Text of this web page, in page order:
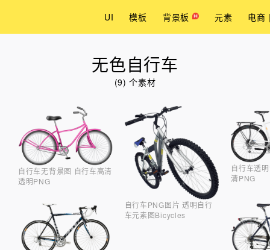
UI 模板 背景板 元素 电商
无色自行车
(9) 个素材
自行车无背景图 自行车高清
透明PNG
自行车PNG图片 透明自行
车元素图Bicycles
自行车透
清PNG